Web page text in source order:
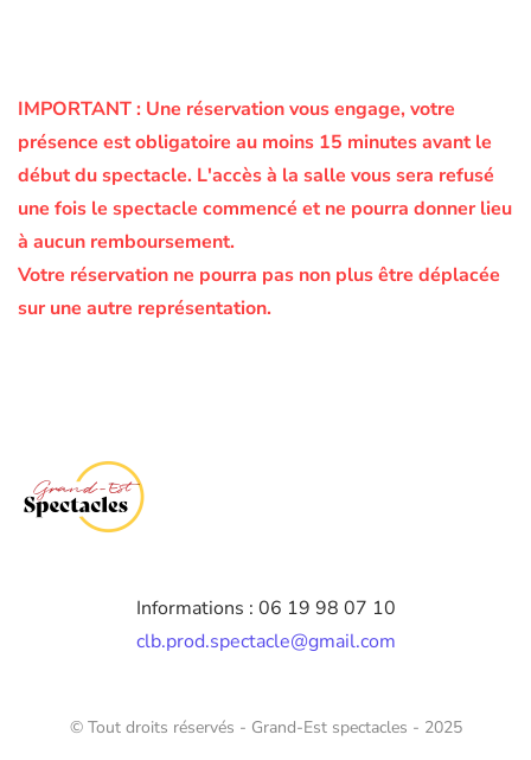
IMPORTANT : Une réservation vous engage, votre
présence est obligatoire au moins 15 minutes avant le
début du spectacle. L'accès à la salle vous sera refusé
une fois le spectacle commencé et ne pourra donner lieu
à aucun remboursement.
Votre réservation ne pourra pas non plus être déplacée
sur une autre représentation.
Informations : 06 19 98 07 10
clb.prod.spectacle@gmail.com
© Tout droits réservés - Grand-Est spectacles - 2025